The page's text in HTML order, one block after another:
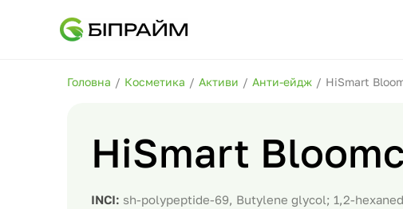
Головна / Косметика / Активи / Анти-ейдж / HiSmart
HiSmart
INCI: sh-polypeptide-69, Butylene glycol; 1,2-